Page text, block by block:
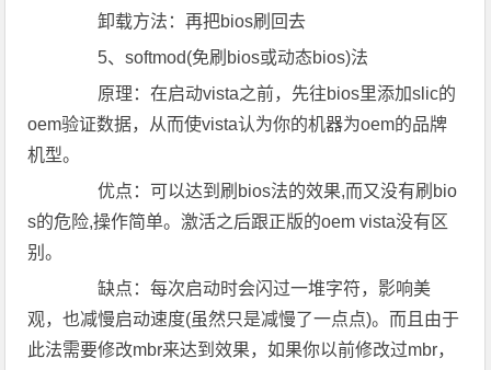
卸载方法：再把bios刷回去
5、softmod(免刷bios或动态bios)法
原理：在启动vista之前，先往bios里添加slic的
oem验证数据，从而使vista认为你的机器为oem的品牌
机型。
优点：可以达到刷bios法的效果,而又没有刷bio
s的危险,操作简单。激活之后跟正版的oem vista没有区
别。
缺点：每次启动时会闪过一堆字符，影响美
观，也减慢启动速度(虽然只是减慢了一点点)。而且由于
此法需要修改mbr来达到效果，如果你以前修改过mbr，